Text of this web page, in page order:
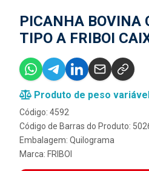
PICANHA BOVINA
TIPO A FRIBOI
Produto de peso
Código: 4592
Código de Barras do Produto:
Embalagem: Quilograma
Marca: FRIBOI